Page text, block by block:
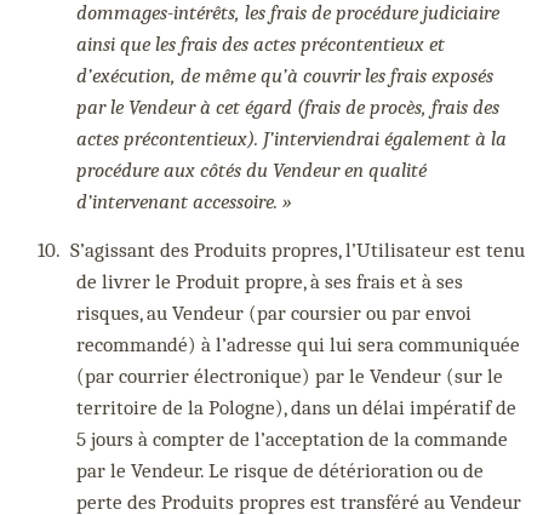
dommages-intérêts, les frais de procédure judiciaire
ainsi que les frais des actes précontentieux et
d’exécution, de même qu’à couvrir les frais exposés
par le Vendeur à cet égard (frais de procès, frais des
actes précontentieux). J’interviendrai également à la
procédure aux côtés du Vendeur en qualité
d’intervenant accessoire. »
10. S’agissant des Produits propres, l’Utilisateur est tenu
de livrer le Produit propre, à ses frais et à ses
risques, au Vendeur (par coursier ou par envoi
recommandé) à l’adresse qui lui sera communiquée
(par courrier électronique) par le Vendeur (sur le
territoire de la Pologne), dans un délai impératif de
5 jours à compter de l’acceptation de la commande
par le Vendeur. Le risque de détérioration ou de
perte des Produits propres est transféré au Vendeur